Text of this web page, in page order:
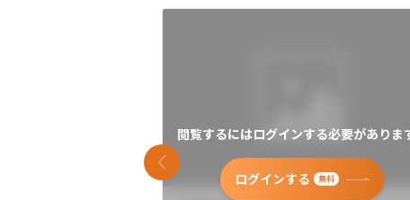
閲覧するにはログインする必要がありま
ログインする 無料
前のスライド